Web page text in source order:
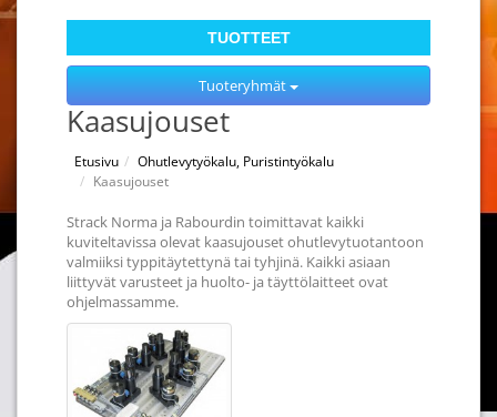
TUOTTEET
Tuoteryhmät
Kaasujouset
Etusivu
Ohutlevytyökalu, Puristintyökalu
Kaasujouset
Strack Norma ja Rabourdin toimittavat kaikki
kuviteltavissa olevat kaasujouset ohutlevytuotantoon
valmiiksi typpitäytettynä tai tyhjinä. Kaikki asiaan
liittyvät varusteet ja huolto- ja täyttölaitteet ovat
ohjelmassamme.